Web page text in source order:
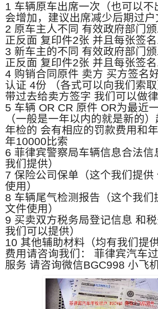
1 车辆原车出席一次（也可以不
会增加，建议出席减少后期过户
2 原车主人不同 有效政府部门
正反面 复印件2张 并且每张签
3 新车主的不同 有效政府部门
正反面 复印件2张 并且每张签
4 购销合同原件 卖方 买方签名
认证 4份 （各式可以向我们索
带过去给卖方签字 我们可以做
5 车辆 OR CR 原件 OR为最近
（一般是一年以内的就是新的
年检的 会有相应的罚款费用和
年10000比索
6 菲律宾警察局车辆信息合法信
我们提供）
7 保险公司保单（这个我们提供
使用）
8 车辆尾气检测报告（这个我们
文件使用）
9 买卖双方税务局登记信息 和
我们可以提供）
10 其他辅助材料（均有我们提供
费用请咨询我们： 菲律宾汽车
服务 请咨询微信BGC998 小飞